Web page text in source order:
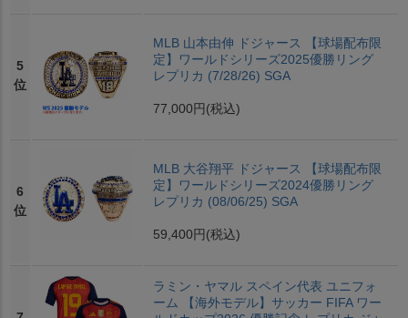
5
位
MLB 山本由伸 ドジャース 【球場配布限
定】ワールドシリーズ2025優勝リング
レプリカ (7/28/26) SGA
77,000円 (税込)
6
位
MLB 大谷翔平 ドジャース 【球場配布限
定】ワールドシリーズ2024優勝リング
レプリカ (08/06/25) SGA
59,400円 (税込)
ラミン・ヤマル スペイン代表 ユニフォ
ーム 【海外モデル】サッカー FIFA ワー